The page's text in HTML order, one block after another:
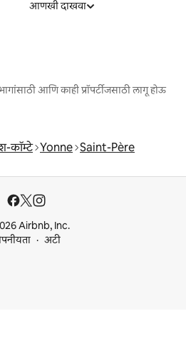
आणखी दाखवा
आणि काही प्रॉपर्टीजसाठी लागू होऊ
कॉम्टे Yonne Saint-Père
Airbnb, Inc.
अटी